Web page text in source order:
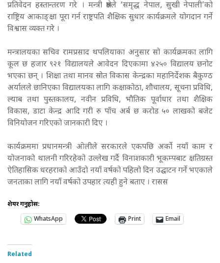
प्रतिवेदन हस्तान्तरण गरे । मन्त्री श्रेष्ठले ‘समृद्ध नेपाल, सुखी नेपाली’को
राष्ट्रिय आकाङ्क्षा पूरा गर्न राष्ट्रपति शैक्षिक सुधार कार्यक्रमले योगदान गर्ने
विश्वास व्यक्त गरे ।
मन्त्रालयका सचिव रामप्रसाद थपलियाका अनुसार सो कार्यक्रमका लागि
कूल छ हजार ९२१ विद्यालयले आवेदन दिएकामा ४२५० विद्यालय छनोट
भएका छन् । शिक्षा तथा मानव स्रोत विकास केन्द्रका महानिर्देशक बैकुण्ठ
अर्यालले छानिएका विद्यालयका लागि कक्षाकोठा, शौचालय, सूचना प्रविधि,
ल्याब तथा पुस्तकालय, नवीन प्रविधि, भौतिक पूर्वाधार तथा शैक्षिक
विकास, डाटा केन्द्र आदि गरी रु पाँच अर्ब छ करोड ५० लाखको बजेट
विनियोजन गरिएको जानकारी दिए ।
कार्यक्रममा प्रधानमन्त्री ओलीले सरकारले एकपछि अर्को नयाँ काम र
योजनाको थालनी गरिरहेको उल्लेख गर्दै विनाशकारी भूकम्पबाट क्षतिग्रस्त
ऐतिहासिक धरहराको आउँदो नयाँ वर्षको पहिलो दिन उद्घाटन गर्ने भएकाले
जनताका लागि नयाँ वर्षको उपहार त्यही हुने बताए । रासस
शेयर गर्नुहोस:
WhatsApp
Print Email
Related